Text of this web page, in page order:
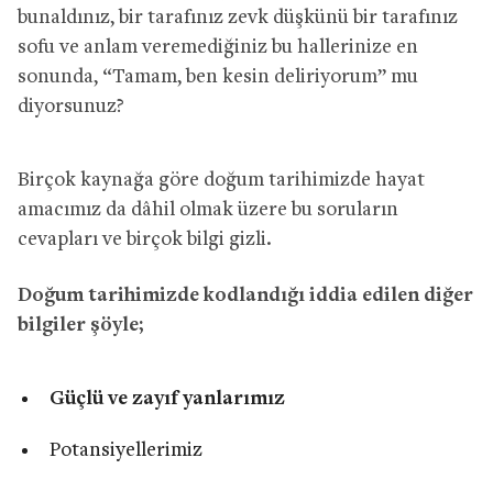
bunaldınız, bir tarafınız zevk düşkünü bir tarafınız
sofu ve anlam veremediğiniz bu hallerinize en
sonunda, “Tamam, ben kesin deliriyorum” mu
diyorsunuz?
Birçok kaynağa göre doğum tarihimizde hayat
amacımız da dâhil olmak üzere bu soruların
cevapları ve birçok bilgi gizli.
Doğum tarihimizde kodlandığı iddia edilen diğer
bilgiler şöyle;
Güçlü ve zayıf yanlarımız
Potansiyellerimiz